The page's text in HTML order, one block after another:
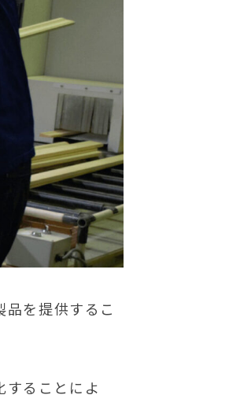
を提供するこ
ることによ